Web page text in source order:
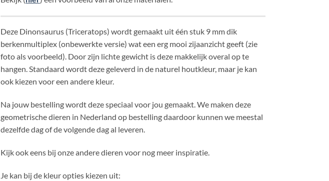
Deze Dinonsaurus (Triceratops) wordt gemaakt uit één stuk 9 mm dik
berkenmultiplex (onbewerkte versie) wat een erg mooi zijaanzicht geeft (zie
foto als voorbeeld). Door zijn lichte gewicht is deze makkelijk overal op te
hangen. Standaard wordt deze geleverd in de naturel houtkleur, maar je kan
ook kiezen voor een andere kleur.
Na jouw bestelling wordt deze speciaal voor jou gemaakt. We maken deze
geometrische dieren in Nederland op bestelling daardoor kunnen we meestal
dezelfde dag of de volgende dag al leveren.
Kijk ook eens bij onze andere dieren voor nog meer inspiratie.
Je kan bij de kleur opties kiezen uit: